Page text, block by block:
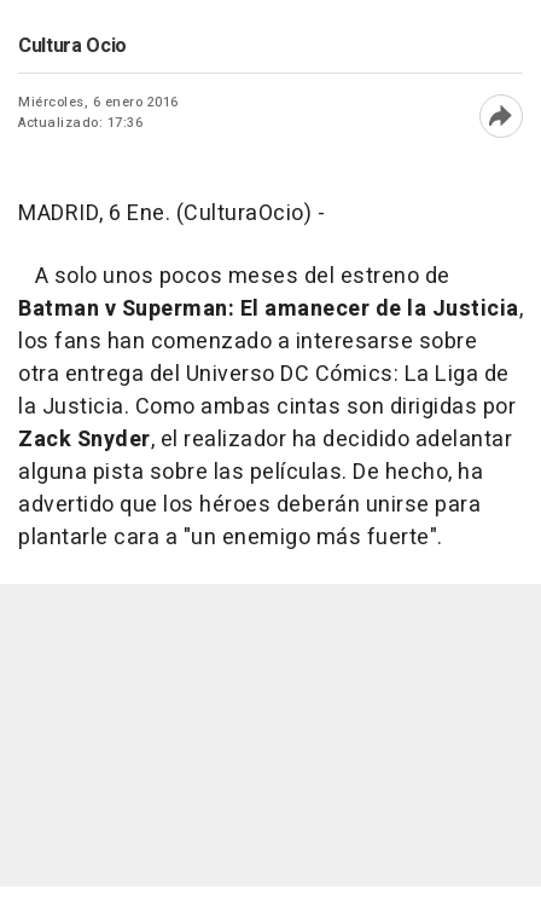
Cultura Ocio
Miércoles, 6 enero 2016
Actualizado: 17:36
MADRID, 6 Ene. (CulturaOcio) -
A solo unos pocos meses del estreno de
Batman v Superman: El amanecer de la Justicia,
los fans han comenzado a interesarse sobre
otra entrega del Universo DC Cómics: La Liga de
la Justicia. Como ambas cintas son dirigidas por
Zack Snyder, el realizador ha decidido adelantar
alguna pista sobre las películas. De hecho, ha
advertido que los héroes deberán unirse para
plantarle cara a "un enemigo más fuerte".